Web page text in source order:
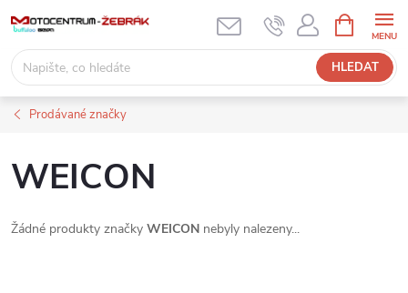
obsah
HLEDAT
NÁKUPNÍ
KOŠÍK
Prodávané značky
WEICON
Žádné produkty značky WEICON nebyly nalezeny...